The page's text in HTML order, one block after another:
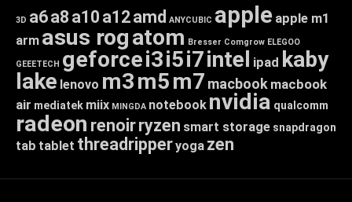
3D a6a8 a10 a12amd ANYCUBIC apple apple m1
arm asus rogatom Bresser Comgrow ELEGOO
GEEETECH geforcei3i5i7intel ipad kaby
lake lenovo m3m5m7 macbook macbook
air mediatek miix MINGDA notebook nvidia qualcomm
radeon renoirryzen smart storage snapdragon
tab tablet threadripperyoga zen